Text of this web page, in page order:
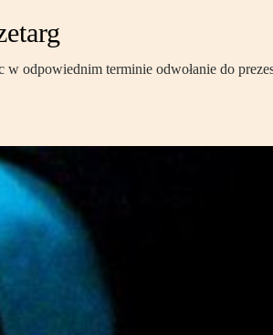
odpowiednim terminie odwołanie do